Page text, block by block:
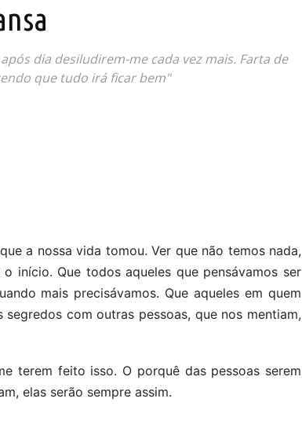
dia desiludirem-me cada vez mais. Farta de
que tudo irá ficar bem"
a nossa vida tomou. Ver que não temos nada,
início. Que todos aqueles que pensávamos ser
mais precisávamos. Que aqueles em quem
com outras pessoas, que nos mentiam,
terem feito isso. O porquê das pessoas serem
elas serão sempre assim.